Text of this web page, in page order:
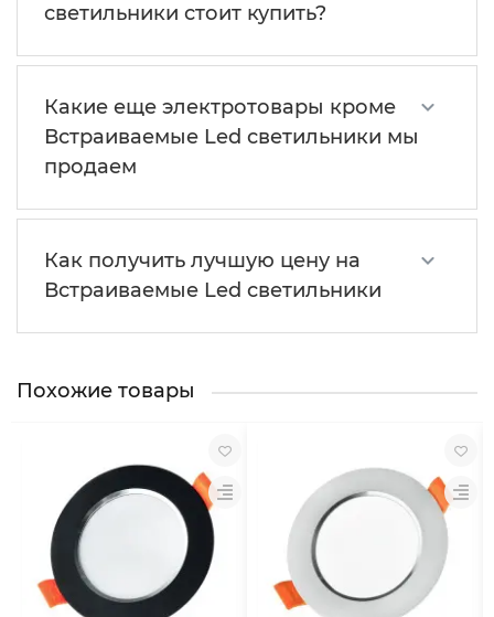
светильники стоит купить?
Какие еще электротовары кроме
Встраиваемые Led светильники мы
продаем
Как получить лучшую цену на
Встраиваемые Led светильники
Похожие товары